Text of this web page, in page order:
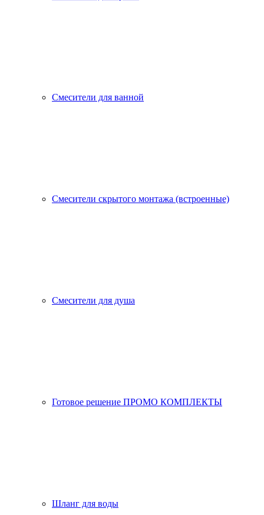
Смесители для ванной
Смесители скрытого монтажа (встроенные)
Смесители для душа
Готовое решение ПРОМО КОМПЛЕКТЫ
Шланг для воды